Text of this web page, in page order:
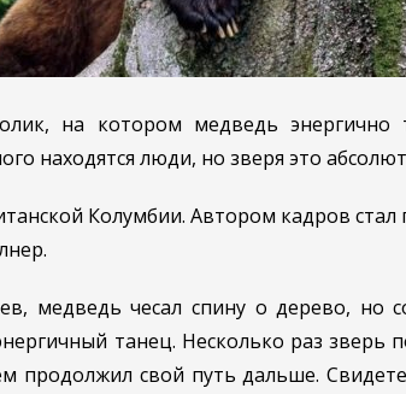
на котором медведь энергично
находятся люди, но зверя это
Колумбии. Автором кадров
медведь чесал спину о дерево, но
танец. Несколько раз зверь
продолжил свой путь дальше.